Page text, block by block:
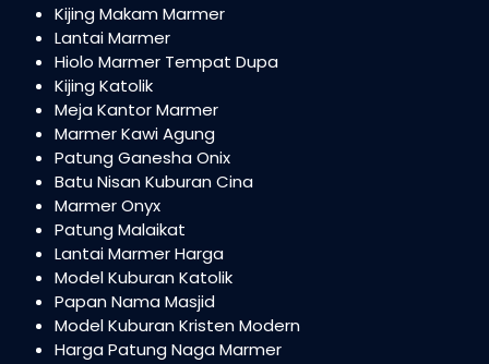
Kijing Makam Marmer
Lantai Marmer
Hiolo Marmer Tempat Dupa
Kijing Katolik
Meja Kantor Marmer
Marmer Kawi Agung
Patung Ganesha Onix
Batu Nisan Kuburan Cina
Marmer Onyx
Patung Malaikat
Lantai Marmer Harga
Model Kuburan Katolik
Papan Nama Masjid
Model Kuburan Kristen Modern
Harga Patung Naga Marmer